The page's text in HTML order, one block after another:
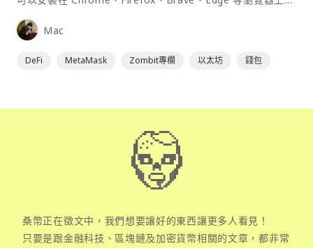
為插件使用，具備許多功能且使用上非常方便。
Mac
DeFi MetaMask Zombit專欄 以太坊 錢包
桑幣正在徵文中，我們想要讓好的東西讓更多人看見！
只要是跟金融科技、區塊鏈及加密貨幣相關的文章，都非常